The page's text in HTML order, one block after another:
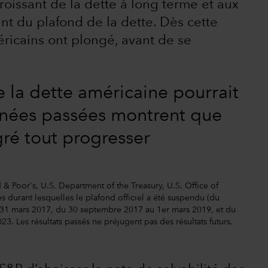
de la dette à long terme et aux
du plafond de la dette. Dès cette
ont plongé, avant de se
la dette américaine pourrait
passées montrent que
tout progresser
Poor's, U.S. Department of the Treasury, U.S. Office of
durant lesquelles le plafond officiel a été suspendu (du
mars 2017, du 30 septembre 2017 au 1er mars 2019, et du
Les résultats passés ne préjugent pas des résultats futurs.